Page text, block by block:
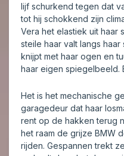
lijf schurkend tegen dat
tot hij schokkend zijn
Vera het elastiek uit haar
steile haar valt langs
knijpt met haar ogen en
haar eigen spiegelbeeld.
Het is het mechanische
garagedeur dat haar
rent op de hakken terug
het raam de grijze BMW
rijden. Gespannen trekt